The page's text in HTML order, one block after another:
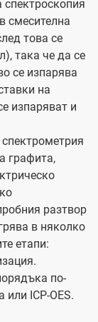
смесителна
това се
така че да се
се изпарява
на
изпаряват и
графита,
разтвор
в няколко
етапи:
по-
или ICP-OES.